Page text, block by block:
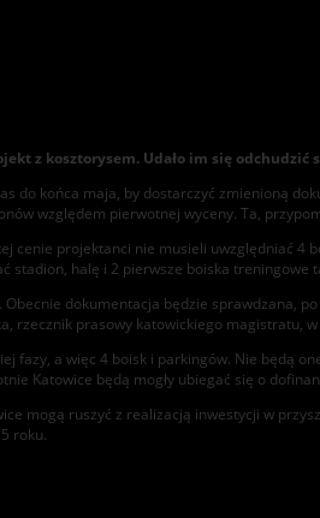
z kosztorysem. Udało im się
do końca maja, by dostarczyć zmienioną
względem pierwotnej wyceny. Ta,
cenie projektanci nie musieli uwzględniać
stadion, halę i 2 pierwsze boiska
dokumentacja będzie sprawdzana,
rzecznik prasowy katowickiego magistratu,
a więc 4 boisk i parkingów. Nie będą
Katowice będą mogły ubiegać się o
mogą ruszyć z realizacją inwestycji w
roku.